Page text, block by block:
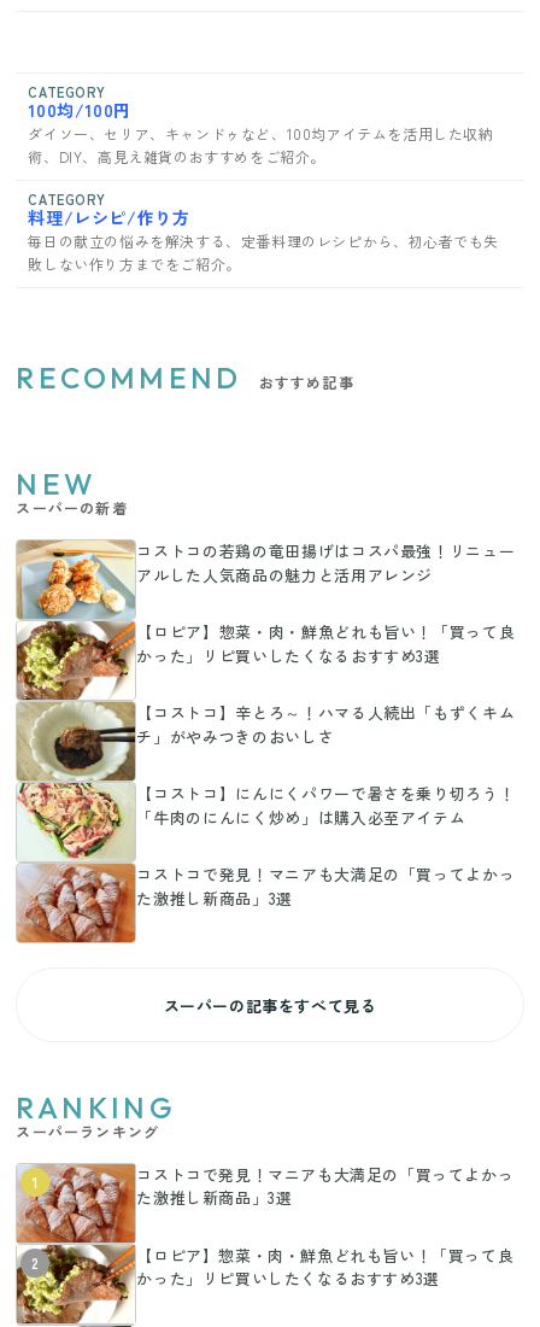
CATEGORY
100均/100円
ダイソー、セリア、キャンドゥなど、100均アイテムを活用した収納
術、DIY、高見え雑貨のおすすめをご紹介。
CATEGORY
料理/レシピ/作り方
毎日の献立の悩みを解決する、定番料理のレシピから、初心者でも失
敗しない作り方までをご紹介。
RECOMMEND おすすめ記事
NEW
スーパーの新着
コストコの若鶏の竜田揚げはコスパ最強！リニュー
アルした人気商品の魅力と活用アレンジ
【ロピア】惣菜・肉・鮮魚どれも旨い！「買って良
かった」リピ買いしたくなるおすすめ3選
【コストコ】辛とろ～！ハマる人続出「もずくキム
チ」がやみつきのおいしさ
【コストコ】にんにくパワーで暑さを乗り切ろう！
「牛肉のにんにく炒め」は購入必至アイテム
コストコで発見！マニアも大満足の「買ってよかっ
た激推し新商品」3選
スーパーの記事をすべて見る
RANKING
スーパーランキング
1
コストコで発見！マニアも大満足の「買ってよかっ
た激推し新商品」3選
2
【ロピア】惣菜・肉・鮮魚どれも旨い！「買って良
かった」リピ買いしたくなるおすすめ3選